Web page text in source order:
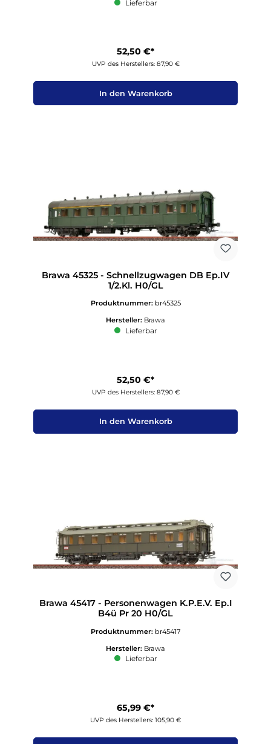
Lieferbar
52,50 €*
UVP des Herstellers: 87,90 €
In den Warenkorb
Brawa 45325 - Schnellzugwagen DB Ep.IV
1/2.Kl. H0/GL
Produktnummer: br45325
Hersteller: Brawa
Lieferbar
52,50 €*
UVP des Herstellers: 87,90 €
In den Warenkorb
Brawa 45417 - Personenwagen K.P.E.V. Ep.I
B4ü Pr 20 H0/GL
Produktnummer: br45417
Hersteller: Brawa
Lieferbar
65,99 €*
UVP des Herstellers: 105,90 €